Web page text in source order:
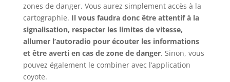
zones de danger. Vous aurez simplement accès à la
cartographie. Il vous faudra donc être attentif à la
signalisation, respecter les limites de vitesse,
allumer l’autoradio pour écouter les informations
et être averti en cas de zone de danger. Sinon, vous
pouvez également le combiner avec l’application
coyote.